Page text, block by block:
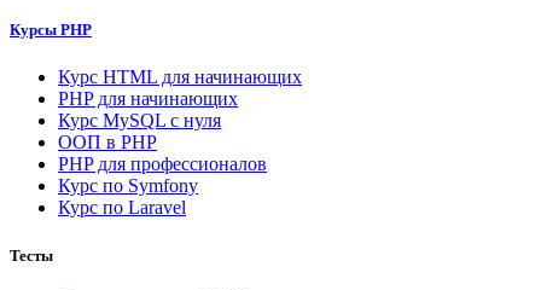
Курсы PHP
Курс HTML для начинающих
PHP для начинающих
Курс MySQL с нуля
ООП в PHP
PHP для профессионалов
Курс по Symfony
Курс по Laravel
Тесты